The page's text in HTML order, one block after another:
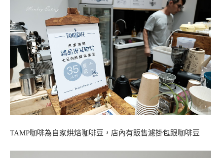
TAMP咖啡為自家烘焙咖啡豆，店內有販售濾掛包跟咖啡豆